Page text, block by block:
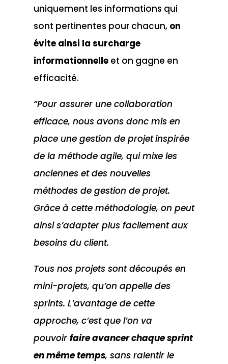
uniquement les informations qui
sont pertinentes pour chacun, on
évite ainsi la surcharge
informationnelleet on gagne en
efficacité.
“Pour assurer une collaboration
efficace, nous avons donc mis en
place une gestion de projetinspirée
de la méthode agile, qui mixe les
anciennes et des nouvelles
méthodes de gestion de projet.
Grâce à cette méthodologie, on peut
ainsi s’adapter plus facilement aux
besoins du client.
Tous nos projets sont découpés en
mini-projets, qu’on appelle des
sprints. L’avantage de cette
approche, c’est que l’on va
pouvoir faire avancer chaque sprint
en même temps, sans ralentir le